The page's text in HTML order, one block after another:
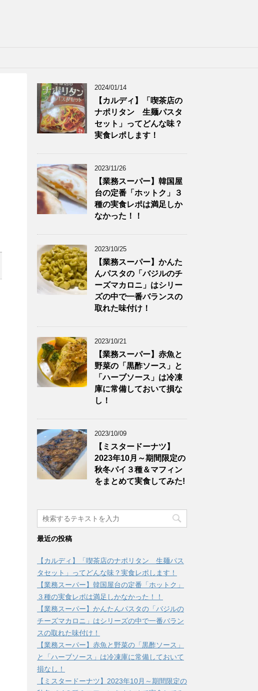
2024/01/14
【カルディ】「喫茶店の
ナポリタン 生麺パスタ
セット」ってどんな味？
実食レポします！
2023/11/26
【業務スーパー】韓国屋
台の定番「ホットク」３
種の実食レポは満足しか
なかった！！
2023/10/25
【業務スーパー】かんた
んパスタの「バジルのチ
ーズマカロニ」はシリー
ズの中で一番バランスの
取れた味付け！
2023/10/21
【業務スーパー】赤魚と
野菜の「黒酢ソース」と
「ハーブソース」は冷凍
庫に常備しておいて損な
し！
2023/10/09
【ミスタードーナツ】
2023年10月～期間限定の
秋冬パイ３種＆マフィン
をまとめて実食してみた!
最近の投稿
【カルディ】「喫茶店のナポリタン 生麺パス
タセット」ってどんな味？実食レポします！
【業務スーパー】韓国屋台の定番「ホットク」
３種の実食レポは満足しかなかった！！
【業務スーパー】かんたんパスタの「バジルの
チーズマカロニ」はシリーズの中で一番バラン
スの取れた味付け！
【業務スーパー】赤魚と野菜の「黒酢ソース」
と「ハーブソース」は冷凍庫に常備しておいて
損なし！
【ミスタードーナツ】2023年10月～期間限定の